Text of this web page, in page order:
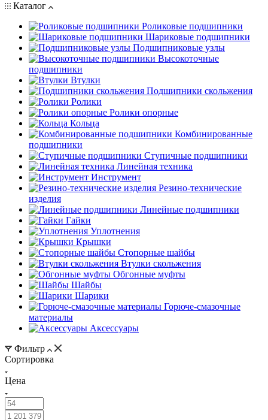
Каталог
Роликовые подшипники
Шариковые подшипники
Подшипниковые узлы
Высокоточные
подшипники
Втулки
Подшипники скольжения
Ролики
Ролики опорные
Кольца
Комбинированные
подшипники
Ступичные подшипники
Линейная техника
Инструмент
Резино-технические
изделия
Линейные подшипники
Гайки
Уплотнения
Крышки
Стопорные шайбы
Втулки скольжения
Обгонные муфты
Шайбы
Шарики
Горюче-смазочные
материалы
Аксессуары
Фильтр
Сортировка
Цена